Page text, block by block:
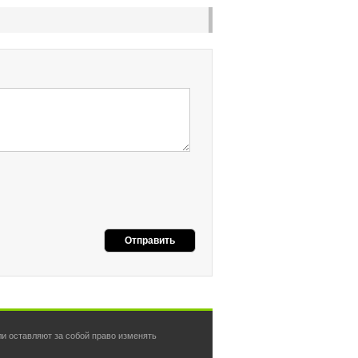
оставляют за собой право изменять